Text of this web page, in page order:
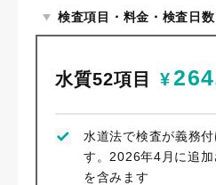
検査項目・料金・検査日数
水質52項目 ¥
水道法で検査が義務
す。2026年4月に追
を含みます